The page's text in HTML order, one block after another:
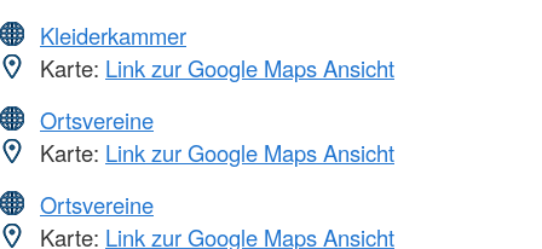
Kleiderkammer
Karte: Link zur Google Maps Ansicht
Ortsvereine
Karte: Link zur Google Maps Ansicht
Ortsvereine
Karte: Link zur Google Maps Ansicht